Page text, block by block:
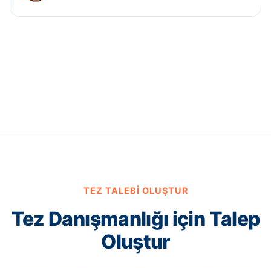
TEZ TALEBI OLUŞTUR
Tez Danışmanlığı için Talep
Oluştur